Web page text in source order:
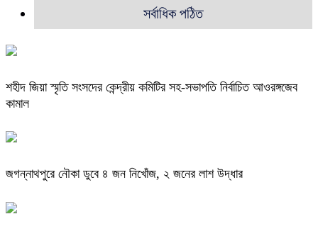
সর্বাধিক পঠিত
শহীদ জিয়া স্মৃতি সংসদের কেন্দ্রীয় কমিটির সহ-সভাপতি নির্বাচিত আওরঙ্গজেব
কামাল
জগন্নাথপুরে নৌকা ডুবে ৪ জন নিখোঁজ, ২ জনের লাশ উদ্ধার